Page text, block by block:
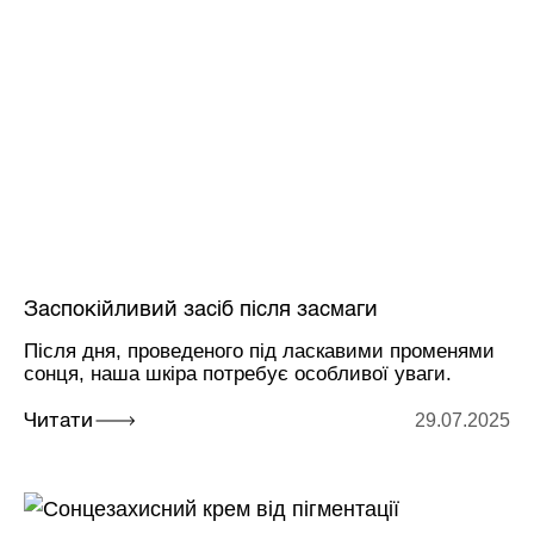
Заспокійливий засіб після засмаги
Після дня, проведеного під ласкавими променями
сонця, наша шкіра потребує особливої уваги.
Читати 29.07.2025